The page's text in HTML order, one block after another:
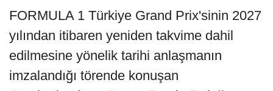
FORMULA 1 Türkiye Grand Prix'sinin 2027
yılından itibaren yeniden takvime dahil
edilmesine yönelik tarihi anlaşmanın
imzalandığı törende konuşan